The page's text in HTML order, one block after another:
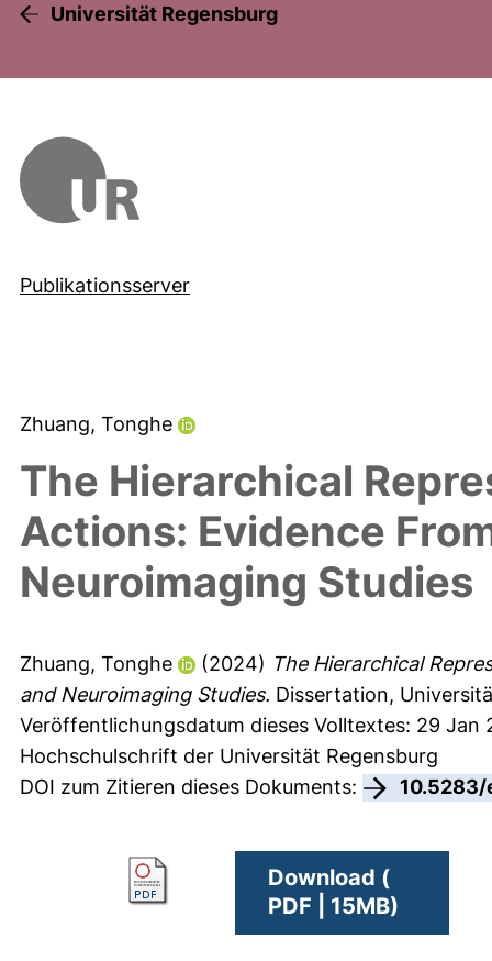
Universität Regensburg
Publikationsserver
Zhuang, Tonghe
The Hierarchical
Actions: Evidence
Neuroimaging Studies
Zhuang, Tonghe (2024) The Hierarchical
and Neuroimaging Studies. Dissertation,
Veröffentlichungsdatum dieses Volltextes: 29 Jan
Hochschulschrift der Universität Regensburg
DOI zum Zitieren dieses Dokuments:
10.5283/
Download (
PDF | 15MB)